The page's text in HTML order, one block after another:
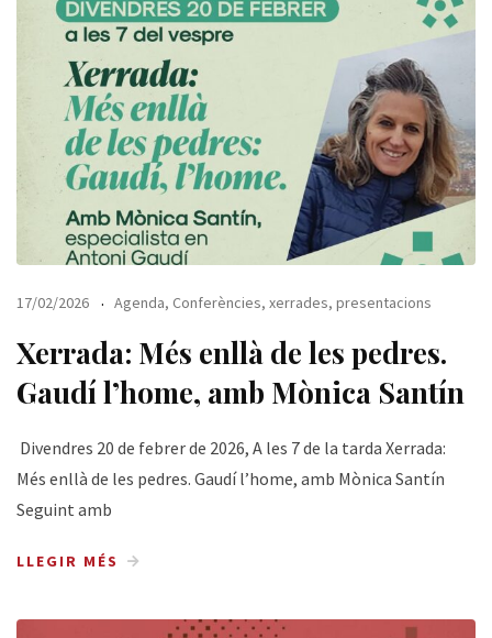
17/02/2026 Agenda, Conferències, xerrades, presentacions
Xerrada: Més enllà de les pedres.
Gaudí l’home, amb Mònica Santín
Divendres 20 de febrer de 2026, A les 7 de la tarda Xerrada:
Més enllà de les pedres. Gaudí l’home, amb Mònica Santín
Seguint amb
LLEGIR MÉS